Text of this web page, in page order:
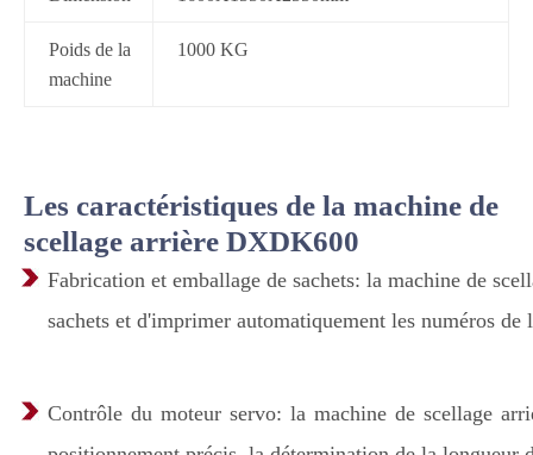
Poids de la
machine
1000 KG
Les caractéristiques de la machine de
scellage arrière DXDK600
Fabrication et emballage de sachets: la machine de
sachets et d'imprimer automatiquement les numéros de
Contrôle du moteur servo: la machine de scellage